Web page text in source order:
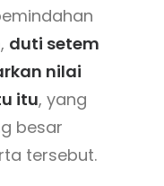
duti setem
nilai
itu, yang
besar
tersebut.